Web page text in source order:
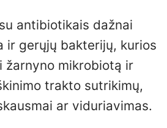
antibiotikais dažnai
ir gerųjų bakterijų, kurios
žarnyno mikrobiotą ir
trakto sutrikimų,
ar viduriavimas.